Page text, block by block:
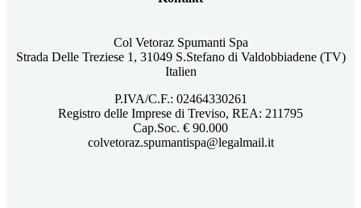
Col Vetoraz Spumanti Spa
Strada Delle Treziese 1, 31049 S.Stefano di Valdobbiadene (TV)
Italien
P.IVA/C.F.: 02464330261
Registro delle Imprese di Treviso, REA: 211795
Cap.Soc. € 90.000
colvetoraz.spumantispa@legalmail.it